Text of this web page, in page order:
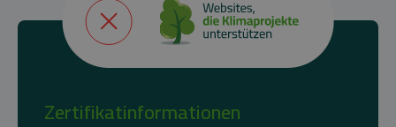
Zertifikatinformationen